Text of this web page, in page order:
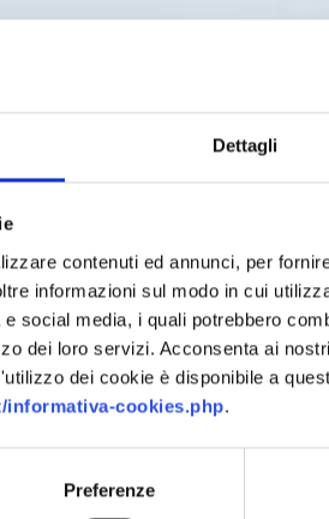
Dettagli
contenuti ed annunci, per
informazioni sul modo in cui
social media, i quali potrebbero
dei loro servizi. Acconsenta ai
dei cookie è disponibile a
informativa-cookies.php.
Preferenze